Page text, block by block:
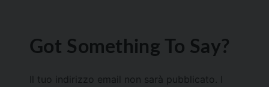
Got Something To Say?
Il tuo indirizzo email non sarà pubblicato.